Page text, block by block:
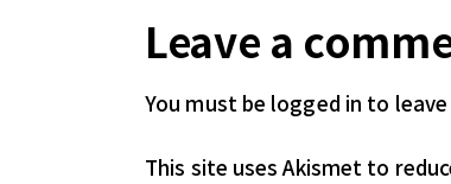
Leave a
You must be logged in to
This site uses Akismet to